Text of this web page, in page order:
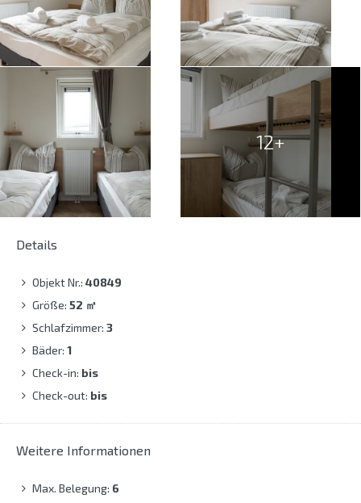
12+
Details
Objekt Nr.: 40849
Größe: 52 ㎡
Schlafzimmer: 3
Bäder: 1
Check-in: bis
Check-out: bis
Weitere Informationen
Max. Belegung: 6